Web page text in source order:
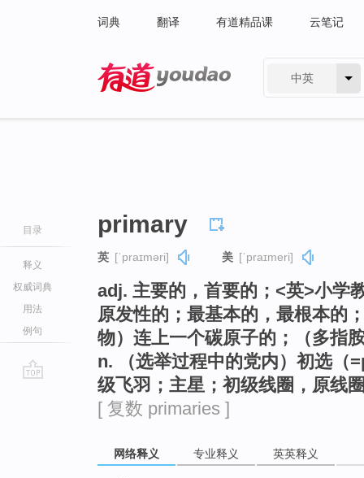
词典 翻译 有道精品课 云笔记
中英
目录
释义
权威词典
用法
例句
primary
英 [ˈpraɪməri] 美 [ˈpraɪmeri]
adj. 主要的，首要的；<英>小学
原发性的；最基本的，最根本的
物）连上一个碳原子的；（多指
n. （选举过程中的党内）初选
级飞羽；主星；初级线圈，原线
[ 复数 primaries ]
网络释义 专业释义 英英释义